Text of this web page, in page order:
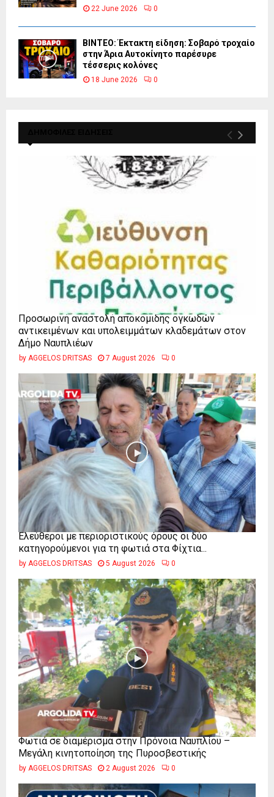
22 June 2026 0
ΒΙΝΤΕΟ: Έκτακτη είδηση: Σοβαρό τροχαίο
στην Άρια Αυτοκίνητο παρέσυρε
τέσσερις κολόνες
18 June 2026 0
Προσωρινή αναστολή αποκομιδής ογκωδών
αντικειμένων και υπολειμμάτων κλαδεμάτων στον
Δήμο Ναυπλιέων
by AGGELOS DRITSAS 7 August 2026 0
Ελεύθεροι με περιοριστικούς όρους οι δύο
κατηγορούμενοι για τη φωτιά στα Φίχτια...
by AGGELOS DRITSAS 5 August 2026 0
Φωτιά σε διαμέρισμα στην Πρόνοια Ναυπλίου –
Μεγάλη κινητοποίηση της Πυροσβεστικής
by AGGELOS DRITSAS 2 August 2026 0